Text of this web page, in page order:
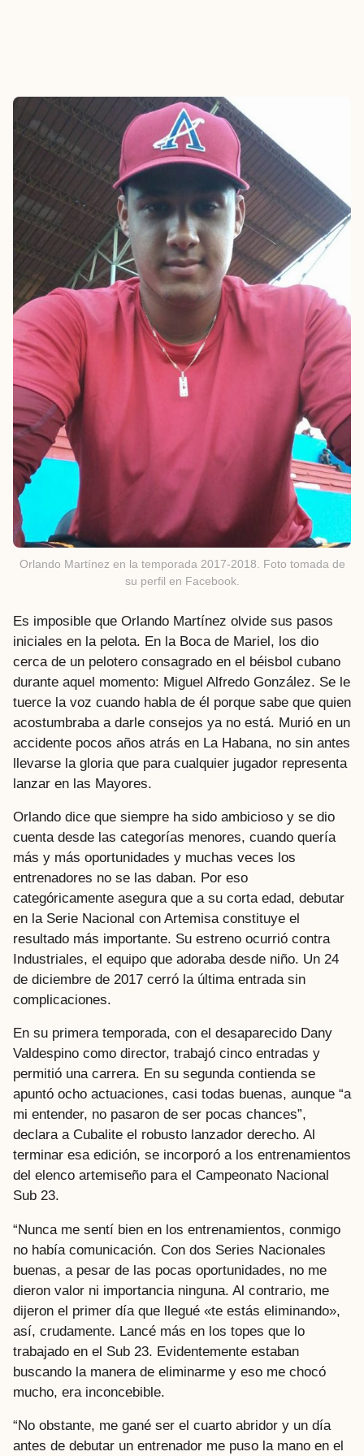
Orlando Martínez en la temporada 2017-2018. Foto tomada de
su perfil en Facebook.
Es imposible que Orlando Martínez olvide sus pasos
iniciales en la pelota. En la Boca de Mariel, los dio
cerca de un pelotero consagrado en el béisbol cubano
durante aquel momento: Miguel Alfredo González. Se le
tuerce la voz cuando habla de él porque sabe que quien
acostumbraba a darle consejos ya no está. Murió en un
accidente pocos años atrás en La Habana, no sin antes
llevarse la gloria que para cualquier jugador representa
lanzar en las Mayores.
Orlando dice que siempre ha sido ambicioso y se dio
cuenta desde las categorías menores, cuando quería
más y más oportunidades y muchas veces los
entrenadores no se las daban. Por eso
categóricamente asegura que a su corta edad, debutar
en la Serie Nacional con Artemisa constituye el
resultado más importante. Su estreno ocurrió contra
Industriales, el equipo que adoraba desde niño. Un 24
de diciembre de 2017 cerró la última entrada sin
complicaciones.
En su primera temporada, con el desaparecido Dany
Valdespino como director, trabajó cinco entradas y
permitió una carrera. En su segunda contienda se
apuntó ocho actuaciones, casi todas buenas, aunque “a
mi entender, no pasaron de ser pocas chances”,
declara a Cubalite el robusto lanzador derecho. Al
terminar esa edición, se incorporó a los entrenamientos
del elenco artemiseño para el Campeonato Nacional
Sub 23.
“Nunca me sentí bien en los entrenamientos, conmigo
no había comunicación. Con dos Series Nacionales
buenas, a pesar de las pocas oportunidades, no me
dieron valor ni importancia ninguna. Al contrario, me
dijeron el primer día que llegué «te estás eliminando»,
así, crudamente. Lancé más en los topes que lo
trabajado en el Sub 23. Evidentemente estaban
buscando la manera de eliminarme y eso me chocó
mucho, era inconcebible.
“No obstante, me gané ser el cuarto abridor y un día
antes de debutar un entrenador me puso la mano en el